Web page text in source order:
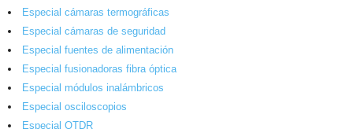
Especial cámaras termográficas
Especial cámaras de seguridad
Especial fuentes de alimentación
Especial fusionadoras fibra óptica
Especial módulos inalámbricos
Especial osciloscopios
Especial OTDR